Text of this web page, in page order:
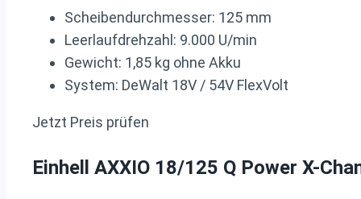
Scheibendurchmesser: 125 mm
Leerlaufdrehzahl: 9.000 U/min
Gewicht: 1,85 kg ohne Akku
System: DeWalt 18V / 54V FlexVolt
Jetzt Preis prüfen
Einhell AXXIO 18/125 Q Power X-